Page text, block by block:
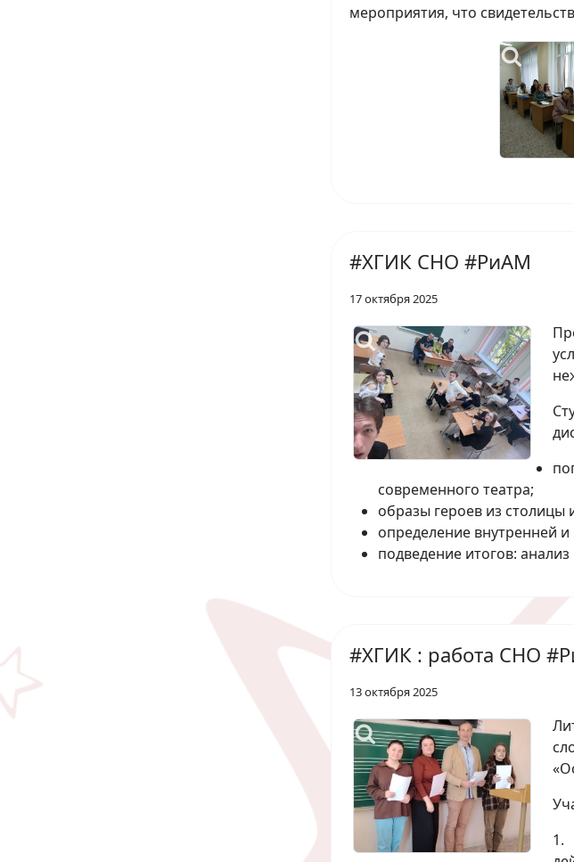
мероприятия, что
#ХГИК СНО #РиАМ
17 октября 2025
современного театра;
образы героев из столицы
определение внутренней
подведение итогов:
#ХГИК : работа СНО
13 октября 2025
1.